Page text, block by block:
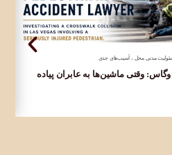
مدنی محل ، آسیب‌های جدی
وقتی ماشین‌ها به عابران پیاده